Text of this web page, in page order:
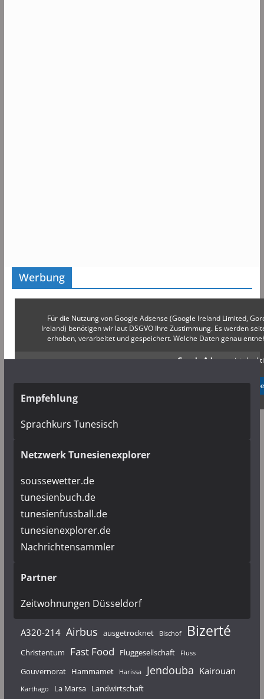
Werbung
Für die Nutzung von Google Adsense (Google Ireland Limited,
Ireland) benötigen wir laut DSGVO Ihre Zustimmung. Es werden
erhoben, verarbeitet und gespeichert. Welche Daten genau
Google Adsense ist
✓ Erlauben
Empfehlung
Sprachkurs Tunesisch
Netzwerk Tunesienexplorer
soussewetter.de
tunesienbuch.de
tunesienfussball.de
tunesienexplorer.de
Nachrichtensammler
Partner
Zeitwohnungen Düsseldorf
A320-214 Airbus ausgetrocknet Bischof Bizerté
Christentum Fast Food Fluggesellschaft Fluss
Gouvernorat Hammamet Harissa Jendouba Kairouan
Karthago La Marsa Landwirtschaft